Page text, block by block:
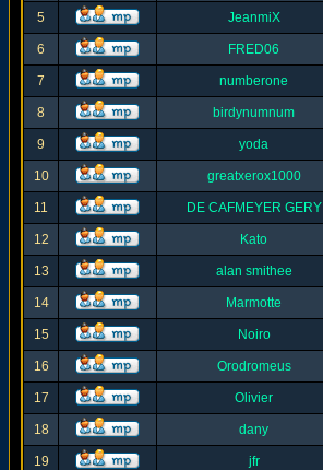
5 JeanmiX
6 FRED06
7 numberone
8 birdynumnum
9 yoda
10 greatxerox1000
11 DE CAFMEYER GERY
12 Kato
13 alan smithee
14 Marmotte
15 Noiro
16 Orodromeus
17 Olivier
18 dany
19 jfr